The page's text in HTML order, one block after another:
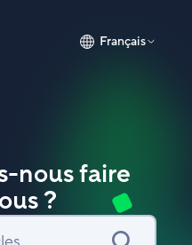
Français
nous faire
?